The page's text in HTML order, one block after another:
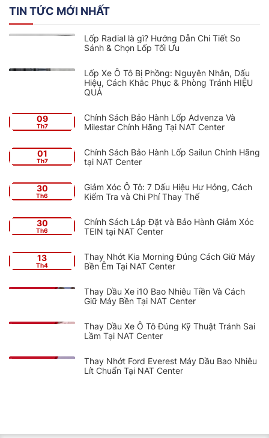
TIN TỨC MỚI NHẤT
Lốp Radial là gì? Hướng Dẫn Chi Tiết So
Sánh & Chọn Lốp Tối Ưu
Lốp Xe Ô Tô Bị Phồng: Nguyên Nhân, Dấu
Hiệu, Cách Khắc Phục & Phòng Tránh HIỆU
QUẢ
09
Th7
Chính Sách Bảo Hành Lốp Advenza Và
Milestar Chính Hãng Tại NAT Center
01
Th7
Chính Sách Bảo Hành Lốp Sailun Chính Hãng
tại NAT Center
30
Th6
Giảm Xóc Ô Tô: 7 Dấu Hiệu Hư Hỏng, Cách
Kiểm Tra và Chi Phí Thay Thế
30
Th6
Chính Sách Lắp Đặt và Bảo Hành Giảm Xóc
TEIN tại NAT Center
13
Th4
Thay Nhớt Kia Morning Đúng Cách Giữ Máy
Bền Êm Tại NAT Center
Thay Dầu Xe i10 Bao Nhiêu Tiền Và Cách
Giữ Máy Bền Tại NAT Center
Thay Dầu Xe Ô Tô Đúng Kỹ Thuật Tránh Sai
Lầm Tại NAT Center
Thay Nhớt Ford Everest Máy Dầu Bao Nhiêu
Lít Chuẩn Tại NAT Center